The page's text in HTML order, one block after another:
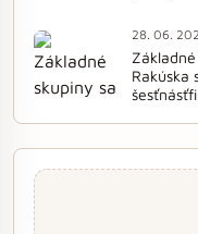
28. 06.
Rakúska